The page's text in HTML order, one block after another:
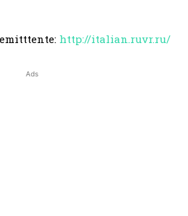
http://italian.ruvr.ru/
Ads